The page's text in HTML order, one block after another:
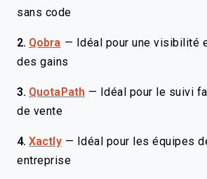
sans code
2. Qobra —
Idéal pour une visibilité
des gains
3. QuotaPath —
Idéal pour le suivi
de vente
4. Xactly —
Idéal pour les équipes
entreprise